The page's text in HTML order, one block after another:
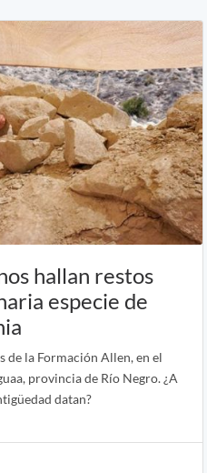
hallan restos
especie de
de la Formación Allen, en el
provincia de Río Negro. ¿A
datan?